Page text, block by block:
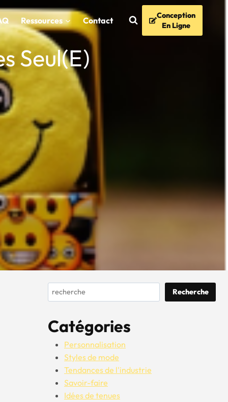
Ressources Contact
Conception
En Ligne
Seul(e)
Rechercher Recherche
Catégories
Personnalisation
Styles de mode
Tendances de l'industrie
Savoir-faire
Idées de tenues